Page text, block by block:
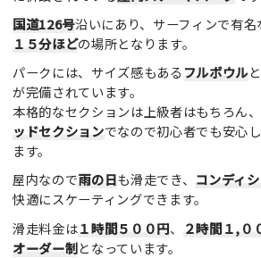
国道126号沿いにあり、サーフィンで有名
１５分ほどの場所となります。
パークには、サイズ感もある フルボウルと
が完備されています。
本格的なセクションは上級者はもちろん
ッドセクションでなので初心者でも安心
ます。
屋内なので雨の日も滑走でき、 コンディ
快適にスケーティングできます。
滑走料金は１時間５００円、 ２時間１,０
オーダー制となっています。